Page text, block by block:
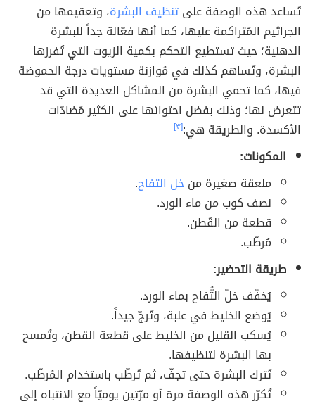
تُساعد هذه الوصفة علىتنظيف البشرة، وتعقيمها من
الجراثيم المُتراكمة عليها، كما أنها فعّالة جداً للبشرة
الدهنية؛ حيث تستطيع التحكم بكمية الزيوت التي تُفرزها
البشرة، وتُساهم كذلك في مُوازنة مستويات درجة الحموضة
فيها، كما تحمي البشرة من المشاكل العديدة التي قد
تتعرض لها؛ وذلك بفضل احتوائها على الكثير مُضادّات
الأكسدة. والطريقة هي:[٣]
المكونات:
ملعقة صغيرة منخل التفاح.
نصف كوب من ماء الورد.
قطعة من القُطن.
مُرطّب.
طريقة التحضير:
يُخفّف خلّ التُّفاح بماء الورد.
يُوضع الخليط في علبة، وتُرجّ جيداً.
يُسكب القليل من الخليط على قطعة القطن، وتُمسح
بها البشرة لتنظيفها.
تُترك البشرة حتى تجفّ، ثم تُرطّب باستخدام المُرطّب.
تُكرّر هذه الوصفة مرة أو مرّتين يوميّاً مع الانتباه إلى